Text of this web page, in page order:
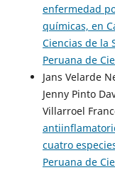
enfermedad
químicas, en
Ciencias de la
Peruana de
Jans Velarde
Jenny Pinto
Villarroel
cuatro
Peruana de